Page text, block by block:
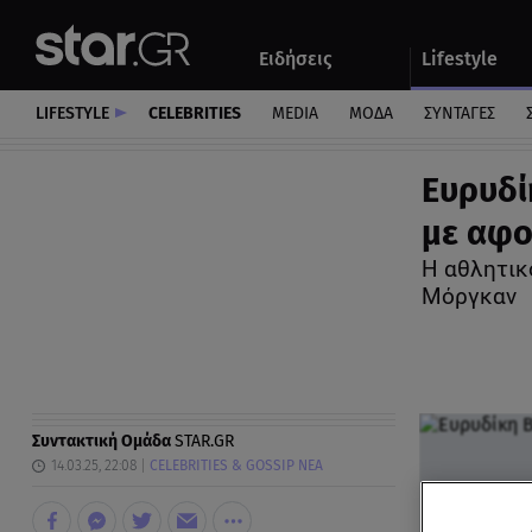
Ειδήσεις Lifestyle
Αυτοκίνητο
LIFESTYLE CELEBRITIES MEDIA ΜΟΔΑ ΣΥΝΤΑΓΕΣ
με
Η
Μόργκαν
Συντακτική ΟμάδαSTAR.GR
14.03.25, 22:08 CELEBRITIES & GOSSIP ΝΕΑ